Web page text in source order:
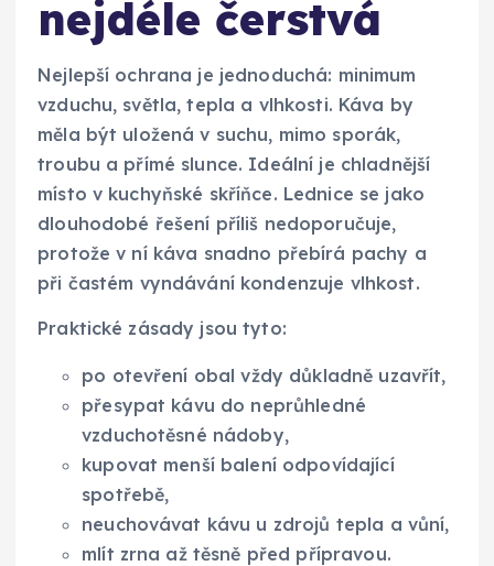
nejdéle čerstvá
Nejlepší ochrana je jednoduchá: minimum
vzduchu, světla, tepla a vlhkosti. Káva by
měla být uložená v suchu, mimo sporák,
troubu a přímé slunce. Ideální je chladnější
místo v kuchyňské skříňce. Lednice se jako
dlouhodobé řešení příliš nedoporučuje,
protože v ní káva snadno přebírá pachy a
při častém vyndávání kondenzuje vlhkost.
Praktické zásady jsou tyto:
po otevření obal vždy důkladně uzavřít,
přesypat kávu do neprůhledné
vzduchotěsné nádoby,
kupovat menší balení odpovídající
spotřebě,
neuchovávat kávu u zdrojů tepla a vůní,
mlít zrna až těsně před přípravou.